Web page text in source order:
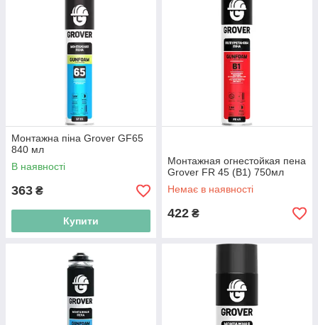
Монтажна піна Grover GF65
840 мл
В наявності
363 ₴
Купити
Монтажная огнестойкая пена
Grover FR 45 (B1) 750мл
Немає в наявності
422 ₴